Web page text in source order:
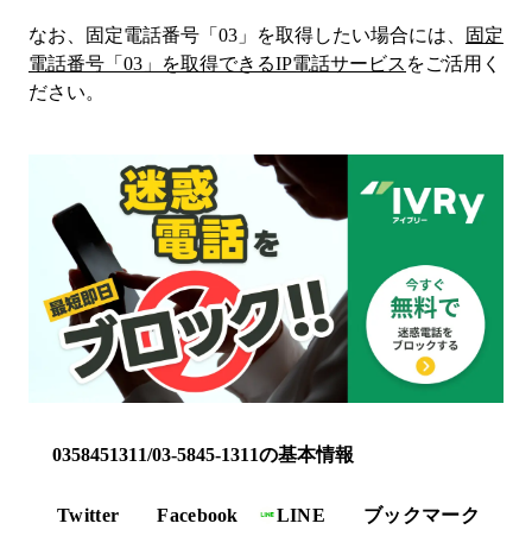
なお、固定電話番号「 03 」を取得したい場合には、
固定
電話番号「 03 」を取得できるIP電話サービス をご活用く
ださい。
0358451311/03-5845-1311の基本情報
Twitter Facebook LINE
ブックマーク